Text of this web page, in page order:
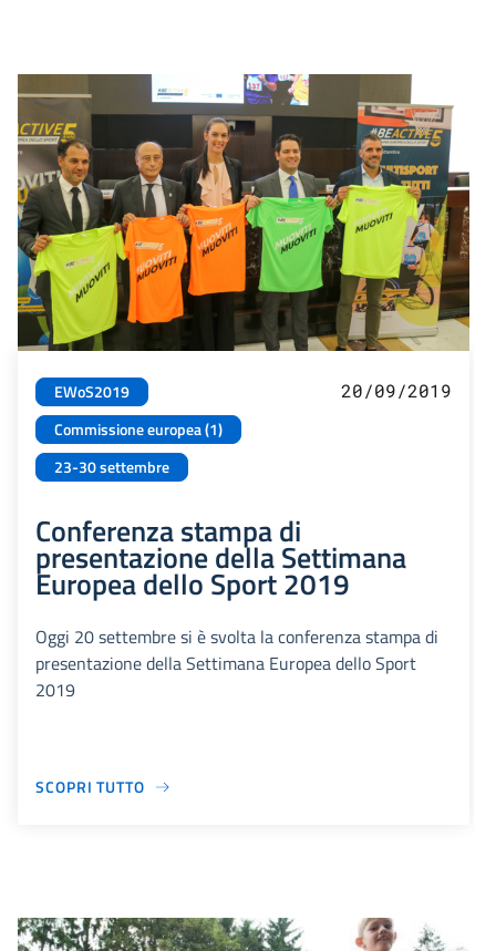
EWoS2019
Commissione europea (1)
23-30 settembre
20/09/2019
Conferenza stampa di
presentazione della Settimana
Europea dello Sport 2019
Oggi 20 settembre si è svolta la conferenza stampa di
presentazione della Settimana Europea dello Sport
2019
SCOPRI TUTTO